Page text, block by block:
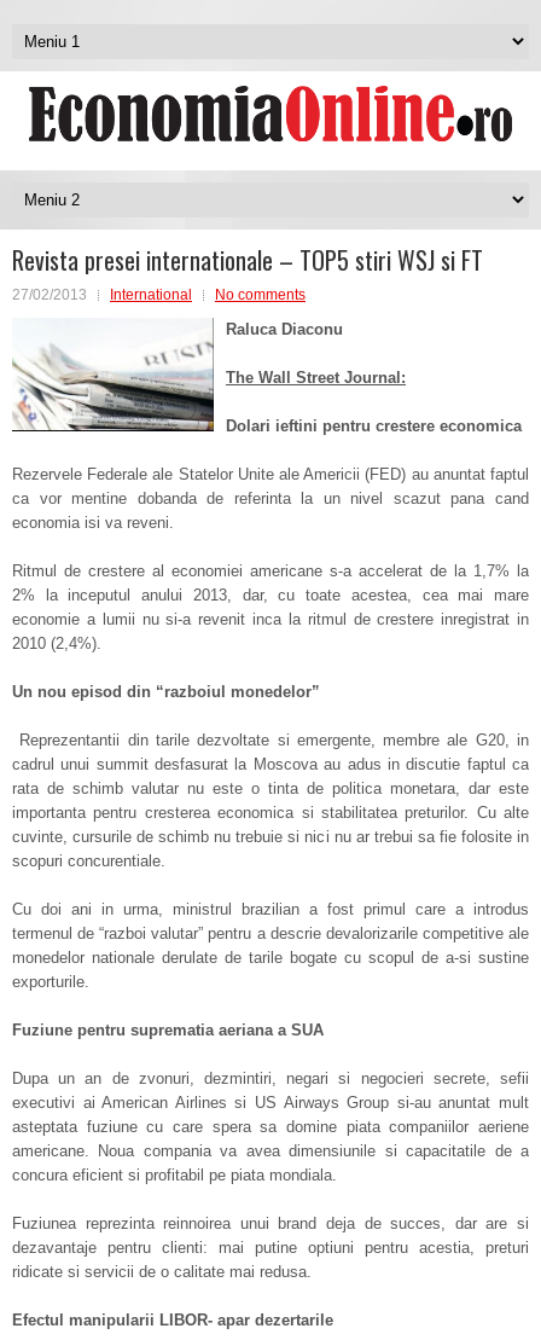
Revista presei internationale – TOP5 stiri WSJ si FT
27/02/2013 International No comments
Raluca Diaconu
The Wall Street Journal:
Dolari ieftini pentru crestere economica
Rezervele Federale ale Statelor Unite ale Americii (FED) au anuntat faptul
ca vor mentine dobanda de referinta la un nivel scazut pana cand
economia isi va reveni.
Ritmul de crestere al economiei americane s-a accelerat de la 1,7% la
2% la inceputul anului 2013, dar, cu toate acestea, cea mai mare
economie a lumii nu si-a revenit inca la ritmul de crestere inregistrat in
2010 (2,4%).
Un nou episod din “razboiul monedelor”
Reprezentantii din tarile dezvoltate si emergente, membre ale G20, in
cadrul unui summit desfasurat la Moscova au adus in discutie faptul ca
rata de schimb valutar nu este o tinta de politica monetara, dar este
importanta pentru cresterea economica si stabilitatea preturilor. Cu alte
cuvinte, cursurile de schimb nu trebuie si nici nu ar trebui sa fie folosite in
scopuri concurentiale.
Cu doi ani in urma, ministrul brazilian a fost primul care a introdus
termenul de “razboi valutar” pentru a descrie devalorizarile competitive ale
monedelor nationale derulate de tarile bogate cu scopul de a-si sustine
exporturile.
Fuziune pentru suprematia aeriana a SUA
Dupa un an de zvonuri, dezmintiri, negari si negocieri secrete, sefii
executivi ai American Airlines si US Airways Group si-au anuntat mult
asteptata fuziune cu care spera sa domine piata companiilor aeriene
americane. Noua compania va avea dimensiunile si capacitatile de a
concura eficient si profitabil pe piata mondiala.
Fuziunea reprezinta reinnoirea unui brand deja de succes, dar are si
dezavantaje pentru clienti: mai putine optiuni pentru acestia, preturi
ridicate si servicii de o calitate mai redusa.
Efectul manipularii LIBOR- apar dezertarile